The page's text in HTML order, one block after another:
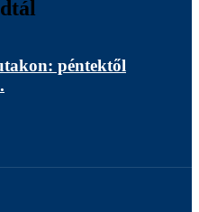
péntektől